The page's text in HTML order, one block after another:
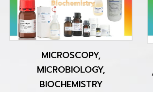
MICROSCOPY,
MICROBIOLOGY,
BIOCHEMISTRY